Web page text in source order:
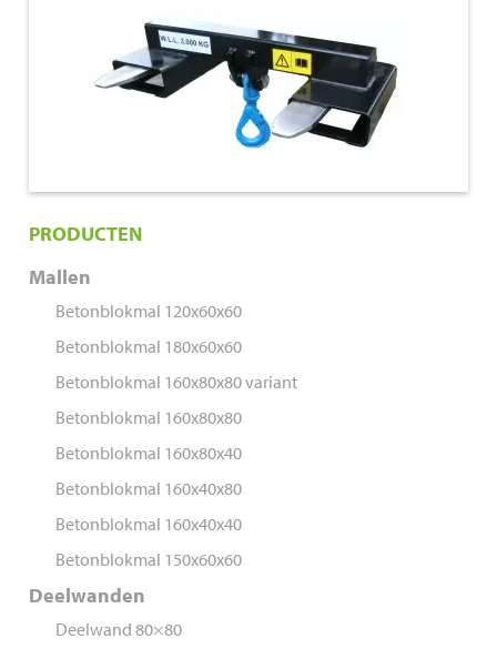
PRODUCTEN
Mallen
Betonblokmal 120x60x60
Betonblokmal 180x60x60
Betonblokmal 160x80x80 variant
Betonblokmal 160x80x80
Betonblokmal 160x80x40
Betonblokmal 160x40x80
Betonblokmal 160x40x40
Betonblokmal 150x60x60
Deelwanden
Deelwand 80×80